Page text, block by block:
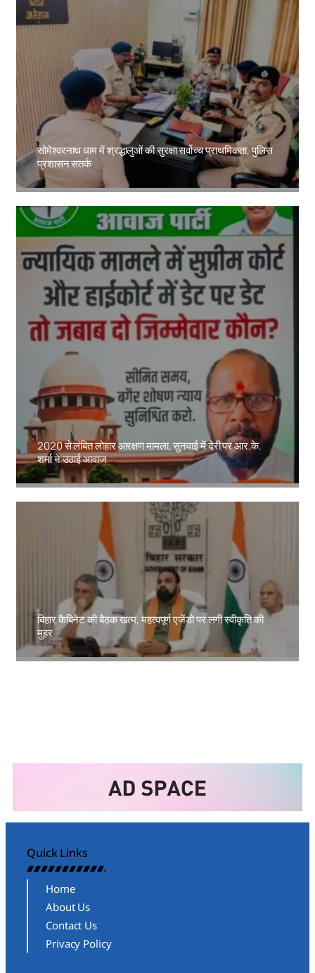
सोमेश्वरनाथ धाम में श्रद्धालुओं की सुरक्षा सर्वोच्च प्राथमिकता, पुलिस
प्रशासन सतर्क
2020 से लंबित लोहार आरक्षण मामला, सुनवाई में देरी पर आर.के.
शर्मा ने उठाई आवाज
Amit Lekh
बिहार कैबिनेट की बैठक खत्म, महत्वपूर्ण एजेंडो पर लगी स्वीकृति की
मुहर
Amit Lekh
Quick Links
Home
About Us
Contact Us
Privacy Policy